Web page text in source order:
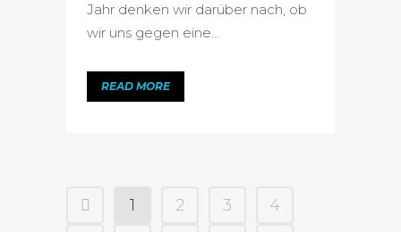
Jahr denken wir darüber nach, ob
wir uns gegen eine...
READ MORE
1 2 3
4